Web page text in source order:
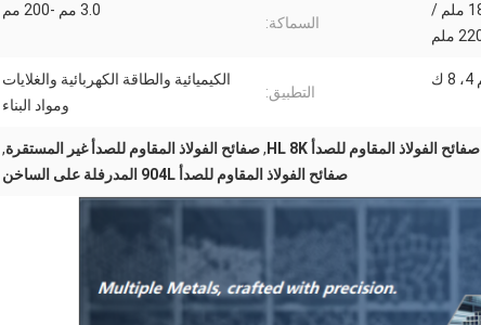
1240 ملم / 1500 ملم / 1800 ملم /
السماكة:
3.0 مم -200 مم
التطبيق:
الكيميائية والطاقة الكهربائية والغلايات
ومواد البناء
صفائح الفولاذ المقاوم للصدأ HL 8K ,صفائح الفولاذ المقاوم للصدأ غير المستقرة,
صفائح الفولاذ المقاوم للصدأ 904L المدرفلة على الساخن